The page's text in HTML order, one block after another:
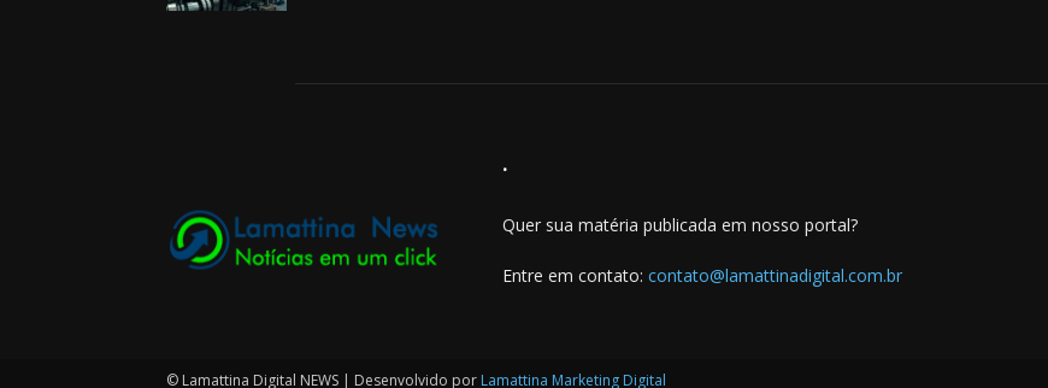
.
Quer sua matéria publicada em nosso portal?
Entre em contato: contato@lamattinadigital.com.br
© Lamattina Digital NEWS | Desenvolvido por Lamattina Marketing Digital